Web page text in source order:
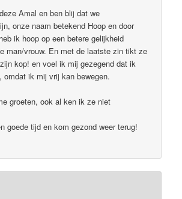
Amal en ben blij dat we
onze naam betekend Hoop en door
ik hoop op een betere gelijkheid
man/vrouw. En met de laatste zin tikt ze
kop! en voel ik mij gezegend dat ik
omdat ik mij vrij kan bewegen.
groeten, ook al ken ik ze niet
goede tijd en kom gezond weer terug!